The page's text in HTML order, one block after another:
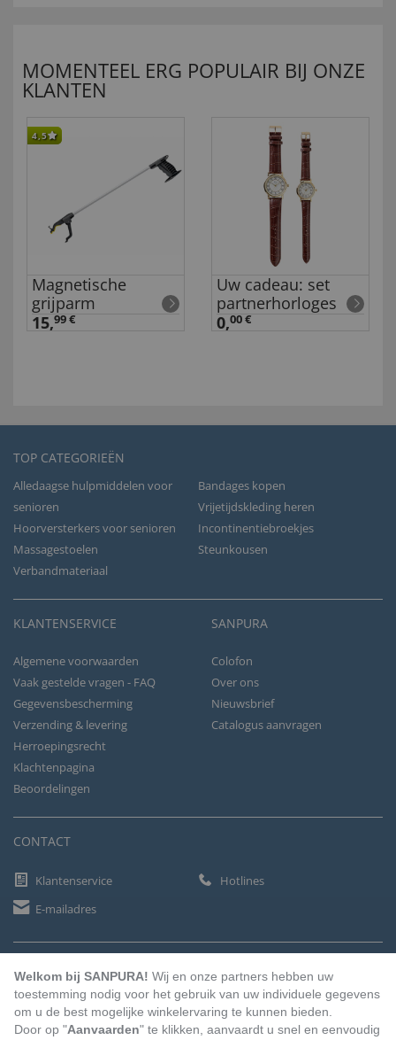
MOMENTEEL ERG POPULAIR BIJ ONZE
KLANTEN
4,5
Magnetische
grijparm
15,99 €
Uw cadeau: set
partnerhorloges
0,00 €
TOP CATEGORIEËN
Alledaagse hulpmiddelen voor
senioren
Bandages kopen
Vrijetijdskleding heren
Hoorversterkers voor senioren
Incontinentiebroekjes
Massagestoelen
Steunkousen
Verbandmateriaal
KLANTENSERVICE
Algemene voorwaarden
Vaak gestelde vragen - FAQ
Gegevensbescherming
Verzending & levering
Herroepingsrecht
Klachtenpagina
Beoordelingen
SANPURA
Colofon
Over ons
Nieuwsbrief
Catalogus aanvragen
CONTACT
Klantenservice
Hotlines
E-mailadres
Vooruitbetaling Factuur Automatische afschrijving
Welkom bij SANPURA! Wij en onze partners hebben uw
toestemming nodig voor het gebruik van uw individuele gegevens
om u de best mogelijke winkelervaring te kunnen bieden.
Door op "Aanvaarden" te klikken, aanvaardt u snel en eenvoudig